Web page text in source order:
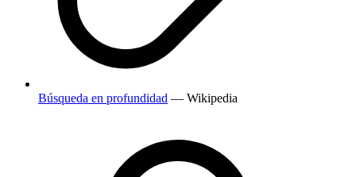
Búsqueda en profundidad — Wikipedia